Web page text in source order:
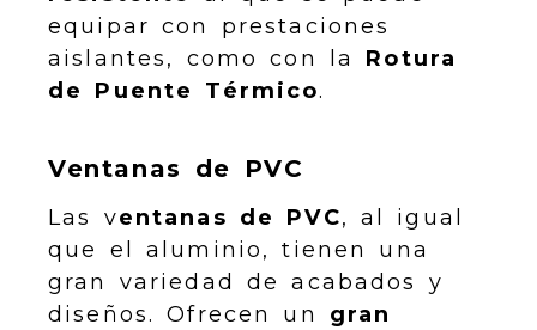
equipar con prestaciones
aislantes, como con la Rotura
de Puente Térmico.
Ventanas de PVC
Las ventanas de PVC, al igual
que el aluminio, tienen una
gran variedad de acabados y
diseños. Ofrecen un gran